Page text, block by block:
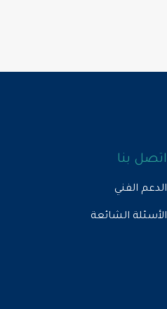
اتصل بنا
الدعم الفني
الأسئلة الشائعة